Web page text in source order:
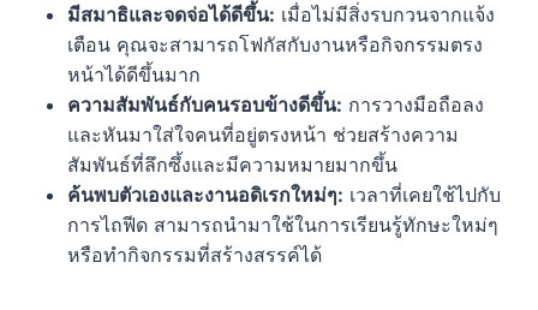
มีสมาธิและจดจ่อได้ดีขึ้น: เมื่อไม่มีสิ่งรบกวนจากแจ้ง
เตือน คุณจะสามารถโฟกัสกับงานหรือกิจกรรมตรง
หน้าได้ดีขึ้นมาก
ความสัมพันธ์กับคนรอบข้างดีขึ้น: การวางมือถือลง
และหันมาใส่ใจคนที่อยู่ตรงหน้า ช่วยสร้างความ
สัมพันธ์ที่ลึกซึ้งและมีความหมายมากขึ้น
ค้นพบตัวเองและงานอดิเรกใหม่ๆ: เวลาที่เคยใช้ไปกับ
การไถฟีด สามารถนำมาใช้ในการเรียนรู้ทักษะใหม่ๆ
หรือทำกิจกรรมที่สร้างสรรค์ได้